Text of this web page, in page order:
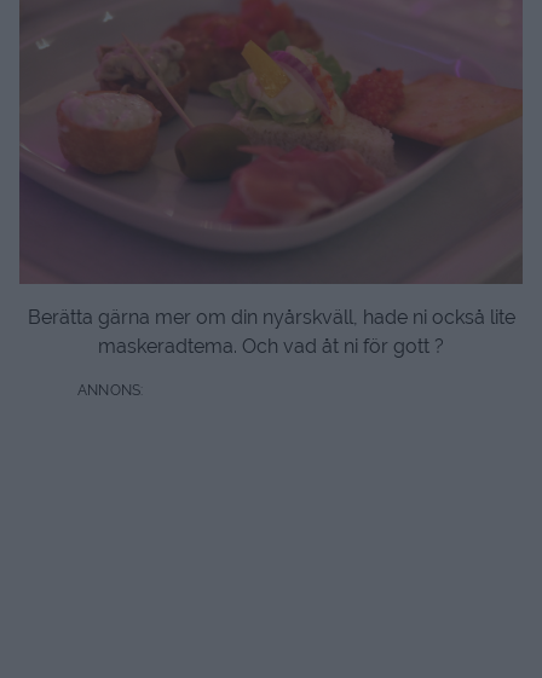
Berätta gärna mer om din nyårskväll, hade ni också lite
maskeradtema. Och vad åt ni för gott ?